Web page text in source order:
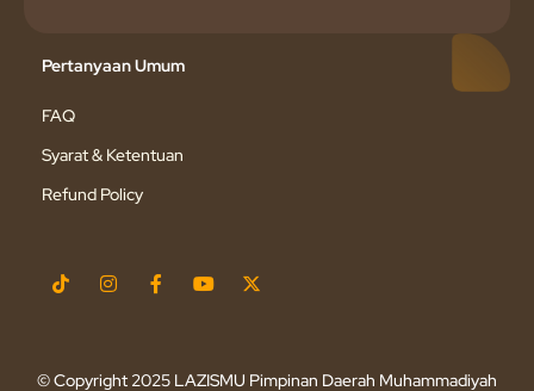
Pertanyaan Umum
FAQ
Syarat & Ketentuan
Refund Policy
© Copyright 2025 LAZISMU Pimpinan Daerah Muhammadiyah